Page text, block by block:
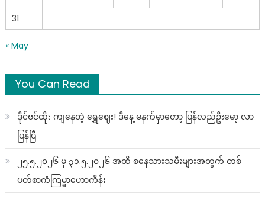
31
« May
You Can Read
ဒိုင်ဗင်ထိုး ကျနေတဲ့ ရွှေဈေး! ဒီနေ့ မနက်မှာတော့ ပြန်လည်ဦးမော့ လာ
ပြန်ပြီ
၂၅.၅.၂၀၂၆ မှ ၃၁.၅.၂၀၂၆ အထိ စနေသားသမီးများအတွက် တစ်
ပတ်စာကံကြမ္မာဟောကိန်း